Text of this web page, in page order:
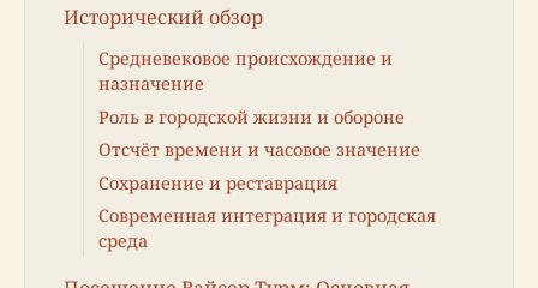
Исторический обзор
Средневековое происхождение и
назначение
Роль в городской жизни и обороне
Отсчёт времени и часовое значение
Сохранение и реставрация
Современная интеграция и городская
среда